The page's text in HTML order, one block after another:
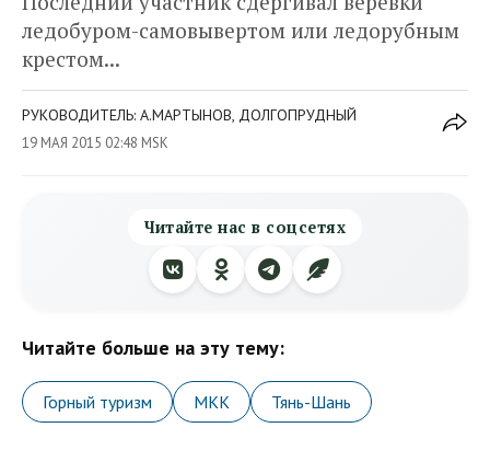
ледобуром-самовывертом или ледорубным
крестом...
РУКОВОДИТЕЛЬ: А.МАРТЫНОВ, ДОЛГОПРУДНЫЙ
19 МАЯ 2015 02:48 MSK
Читайте нас в соцсетях
Читайте больше на эту тему:
Горный туризм МКК Тянь-Шань